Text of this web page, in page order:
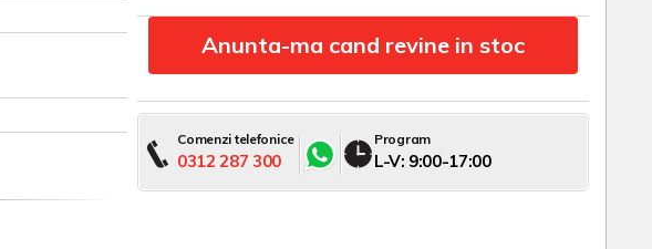
Anunta-ma cand revine in stoc
Comenzi telefonice
0312 287 300
Program
L-V: 9:00-17:00